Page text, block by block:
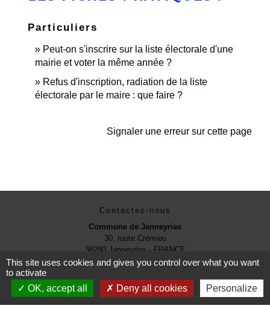
Particuliers
Peut-on s'inscrire sur la liste électorale d'une
mairie et voter la même année ?
Refus d'inscription, radiation de la liste
électorale par le maire : que faire ?
Signaler une erreur sur cette page
Contactez-nous
Commune de Janneyrias
30, route Crémieu
38280 Janneyrias - FRANCE
+33 4 78 32 02 43
Contact par formulaire
This site uses cookies and gives you control over what you want
to activate
OK, accept all
Deny all cookies Personalize